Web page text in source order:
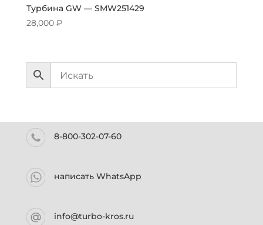
Турбина GW — SMW251429
28,000 ₽
8-800-302-07-60
написать WhatsApp
info@turbo-kros.ru